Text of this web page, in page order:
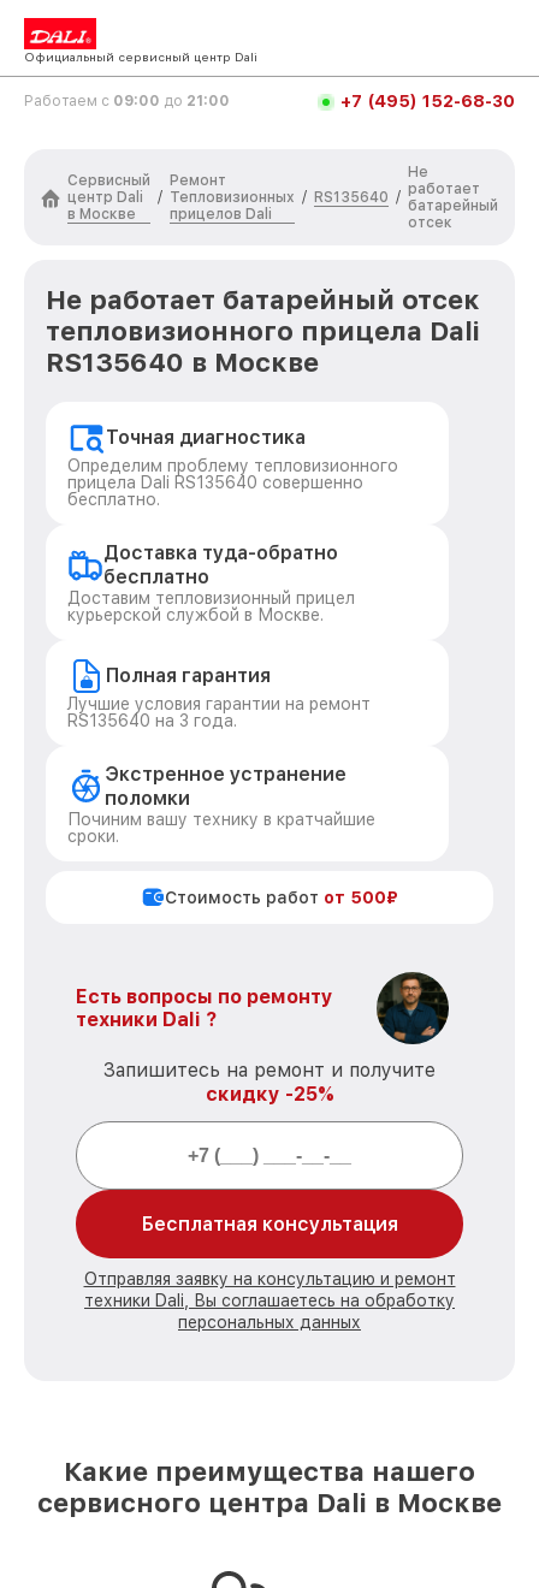
Официальный сервисный центр Dali
Работаем с 09:00 до 21:00 +7 (495) 152-68-30
Сервисный
центр Dali
в Москве
/
Ремонт
Тепловизионных
прицелов Dali
/ RS135640 /
Не
работает
батарейный
отсек
Не работает батарейный отсек
тепловизионного прицела Dali
RS135640 в Москве
Точная диагностика
Определим проблему тепловизионного
прицела Dali RS135640 совершенно
бесплатно.
Доставка туда-обратно
бесплатно
Доставим тепловизионный прицел
курьерской службой в Москве.
Полная гарантия
Лучшие условия гарантии на ремонт
RS135640 на 3 года.
Экстренное устранение
поломки
Починим вашу технику в кратчайшие
сроки.
Стоимость работ от 500₽
Есть вопросы по ремонту
техники Dali ?
Запишитесь на ремонт и получите
скидку -25%
Бесплатная консультация
Отправляя заявку на консультацию и ремонт
техники Dali, Вы соглашаетесь на обработку
персональных данных
Какие преимущества нашего
сервисного центра Dali в Москве